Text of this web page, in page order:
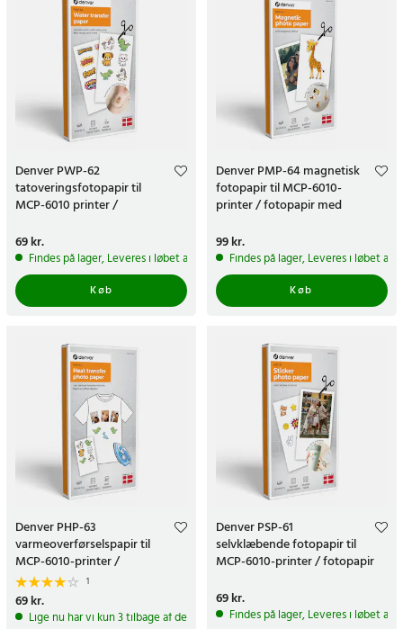
Denver PWP-62
tatoveringsfotopapir til
MCP-6010 printer /
vandtransferpapir
Pris:69 kr.
69 kr.
Findes på lager, Leveres i løbet af 1-2 hverdage
Køb
Denver PMP-64 magnetisk
fotopapir til MCP-6010-
printer / fotopapir med
Pris:99 kr.
99 kr.
Findes på lager, Leveres i løbet af
Køb
Denver PHP-63
varmeoverførselspapir til
MCP-6010-printer /
varmeoverførsel til tekstil
1
Pris:69 kr.
69 kr.
Lige nu har vi kun 3 tilbage af dette produkt
Denver PSP-61
selvklæbende fotopapir til
MCP-6010-printer / fotopapir
Pris:69 kr.
69 kr.
Findes på lager, Leveres i løbet af